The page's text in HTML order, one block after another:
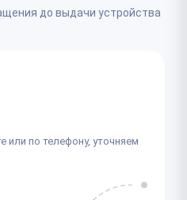
до выдачи устройства
или по телефону, уточняем